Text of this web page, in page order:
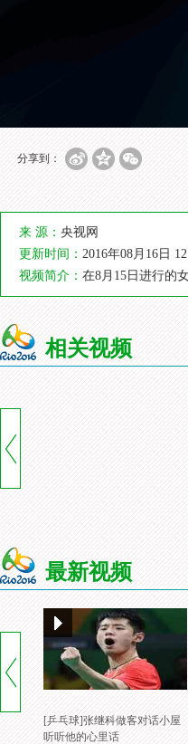
分享到：
来 源： 央视网
更新时间： 2016年08月16日
视频简介： 在8月15日进行的
相关视频
最新视频
[乒乓球]张继科做客对话小屋
听听他的心里话